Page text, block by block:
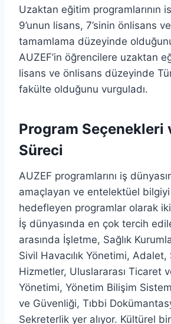
Uzaktan eğitim programlarının
9’unun lisans, 7’sinin önlisans
tamamlama düzeyinde
AUZEF’in öğrencilere uzaktan
lisans ve önlisans düzeyinde
fakülte olduğunu vurguladı.
Program Seçenekleri
Süreci
AUZEF programlarını iş
amaçlayan ve entelektüel bilgiyi
hedefleyen programlar olarak
İş dünyasında en çok tercih
arasında İşletme, Sağlık
Sivil Havacılık Yönetimi, Adalet,
Hizmetler, Uluslararası Ticaret
Yönetimi, Yönetim Bilişim
ve Güvenliği, Tıbbi
Sekreterlik yer alıyor. Kültürel